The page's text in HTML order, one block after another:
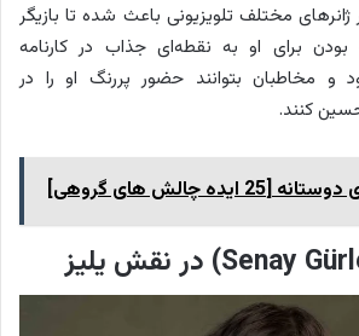
مختلف تلویزیونی باعث شده تا بازیگر
برای او به نقطه‌ای جذاب در کارنامه
و مخاطبان بتوانند حضور پررنگ او را در
کنند.
چالش های گروهی]